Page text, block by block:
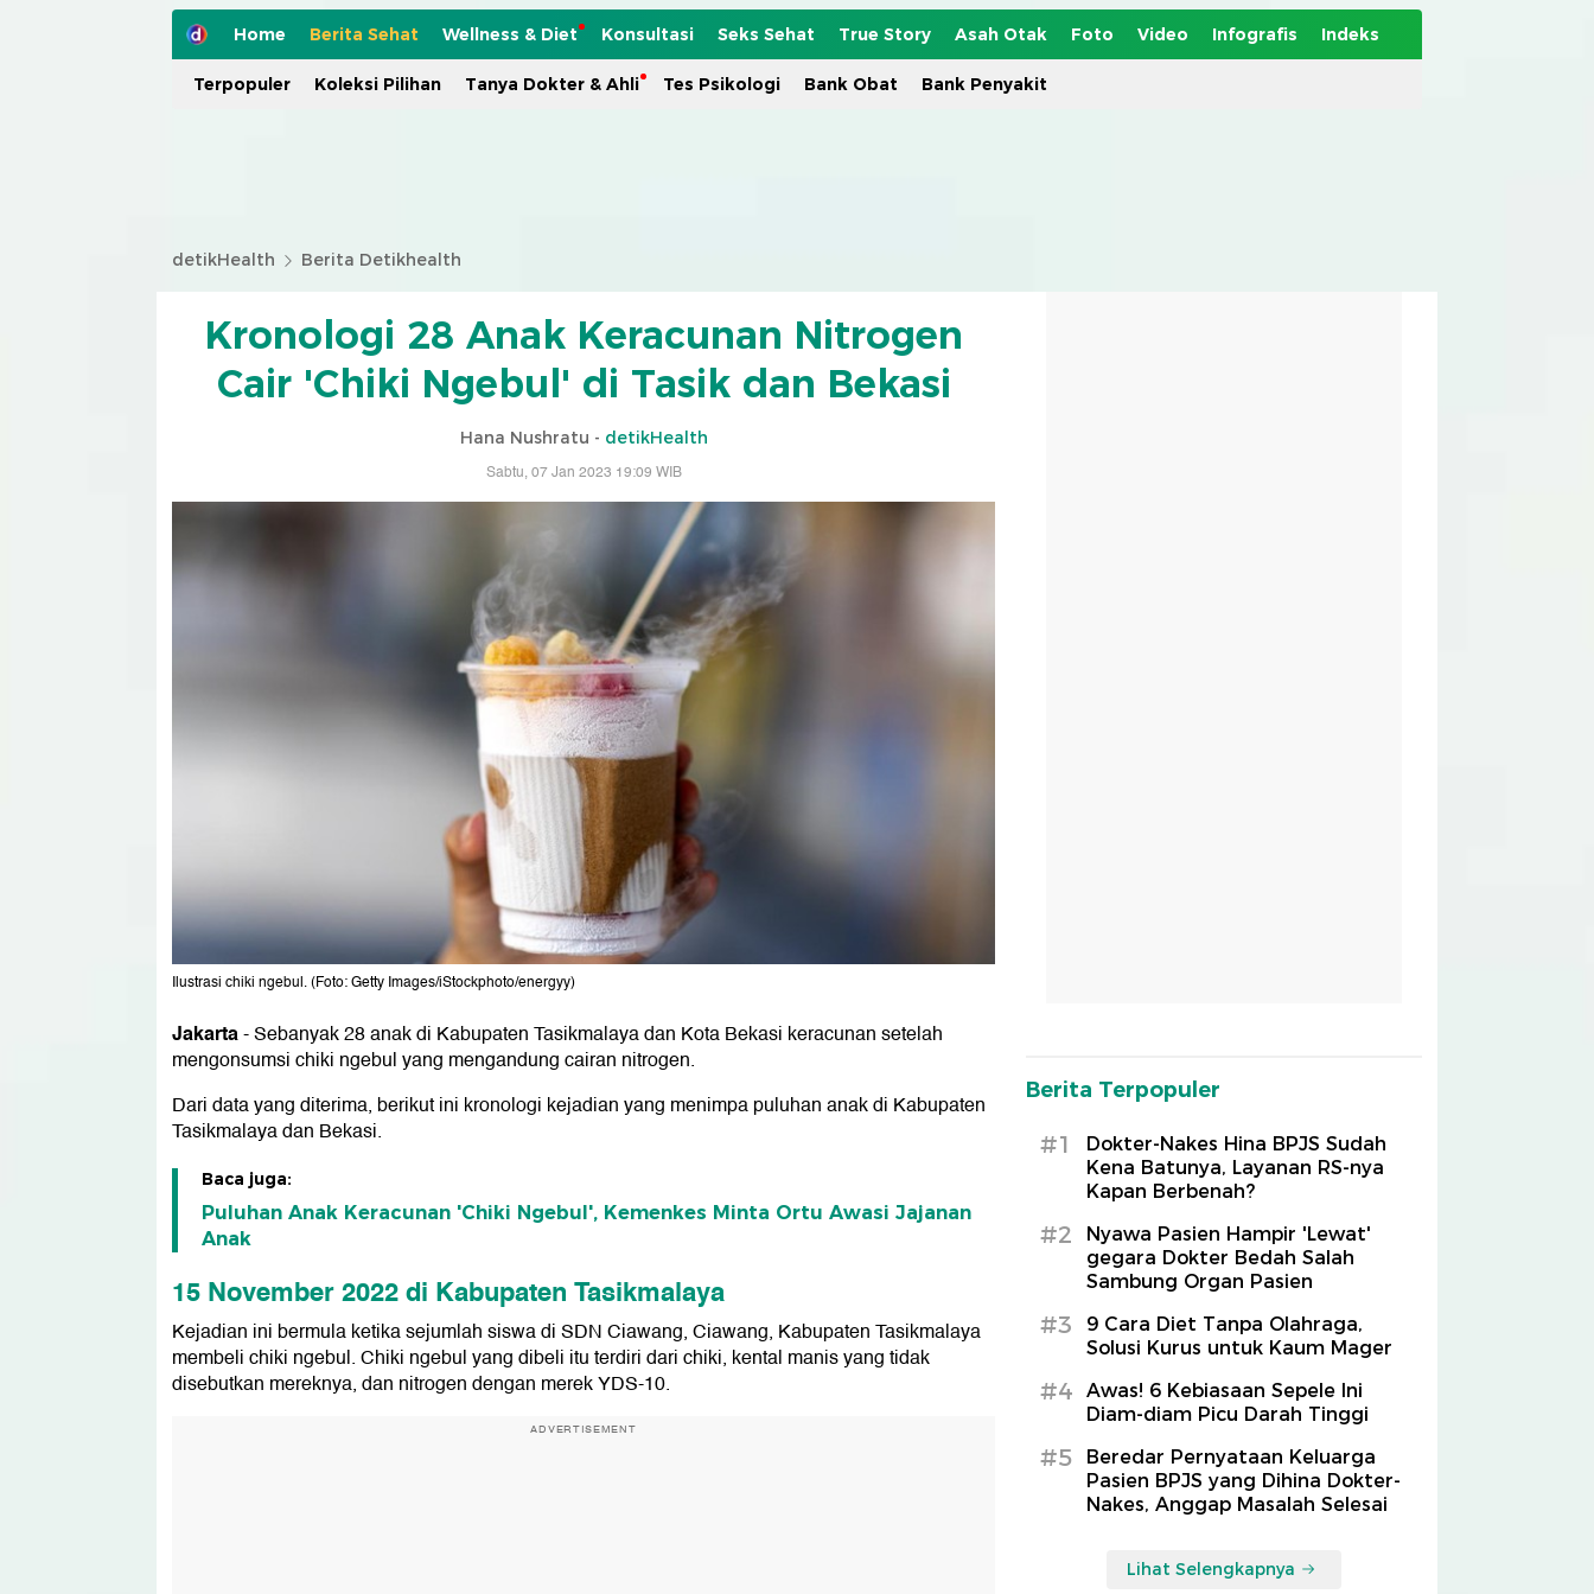
Home Berita Sehat Wellness & Diet Konsultasi Seks Sehat True Story Asah Otak Foto Video Infografis Indeks
Terpopuler Koleksi Pilihan Tanya Dokter & Ahli Tes Psikologi Bank Obat Bank Penyakit
detikHealth Berita Detikhealth
Kronologi 28 Anak Keracunan Nitrogen
Cair 'Chiki Ngebul' di Tasik dan Bekasi
Hana Nushratu - detikHealth
Sabtu, 07 Jan 2023 19:09 WIB
Ilustrasi chiki ngebul. (Foto: Getty Images/iStockphoto/energyy)
Jakarta-Sebanyak 28 anak di Kabupaten Tasikmalaya dan Kota Bekasi keracunan setelah
mengonsumsi chiki ngebul yang mengandung cairan nitrogen.
Dari data yang diterima, berikut ini kronologi kejadian yang menimpa puluhan anak di Kabupaten
Tasikmalaya dan Bekasi.
Baca juga:
Puluhan Anak Keracunan 'Chiki Ngebul', Kemenkes Minta Ortu Awasi Jajanan
Anak
15 November 2022 di Kabupaten Tasikmalaya
Kejadian ini bermula ketika sejumlah siswa di SDN Ciawang, Ciawang, Kabupaten Tasikmalaya
membeli chiki ngebul. Chiki ngebul yang dibeli itu terdiri dari chiki, kental manis yang tidak
disebutkan mereknya, dan nitrogen dengan merek YDS-10.
ADVERTISEMENT
Berita Terpopuler
#1
Dokter-Nakes Hina BPJS Sudah
Kena Batunya, Layanan RS-nya
Kapan Berbenah?
#2
Nyawa Pasien Hampir 'Lewat'
gegara Dokter Bedah Salah
Sambung Organ Pasien
#3
9 Cara Diet Tanpa Olahraga,
Solusi Kurus untuk Kaum Mager
#4
Awas! 6 Kebiasaan Sepele Ini
Diam-diam Picu Darah Tinggi
#5
Beredar Pernyataan Keluarga
Pasien BPJS yang Dihina Dokter-
Nakes, Anggap Masalah Selesai
Lihat Selengkapnya